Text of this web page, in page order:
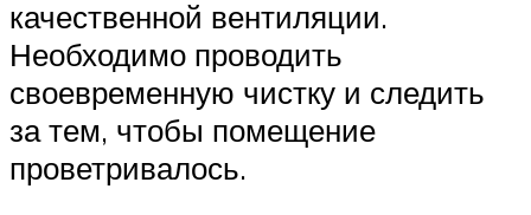
качественной вентиляции.
Необходимо проводить
своевременную чистку и следить
за тем, чтобы помещение
проветривалось.